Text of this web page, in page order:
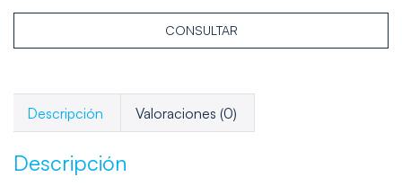
CONSULTAR
Descripción Valoraciones (0)
Descripción